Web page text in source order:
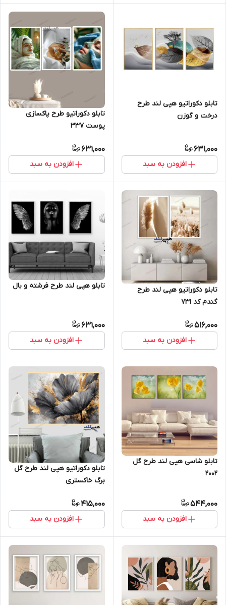
تابلو دکوراتیو هپی لند طرح
درخت و گوزن
631,000
افزودن به سبد
تابلو دکوراتیو طرح پاکسازی
پوست 337
631,000
افزودن به سبد
تابلو دکوراتیو هپی لند طرح
گندم کد 731
516,000
افزودن به سبد
تابلو هپی لند طرح فرشته و بال
631,000
افزودن به سبد
تابلو شاسی هپی لند طرح گل
2002
544,000
افزودن به سبد
تابلو دکوراتیو هپی لند طرح گل
برگ خاکستری
415,000
افزودن به سبد